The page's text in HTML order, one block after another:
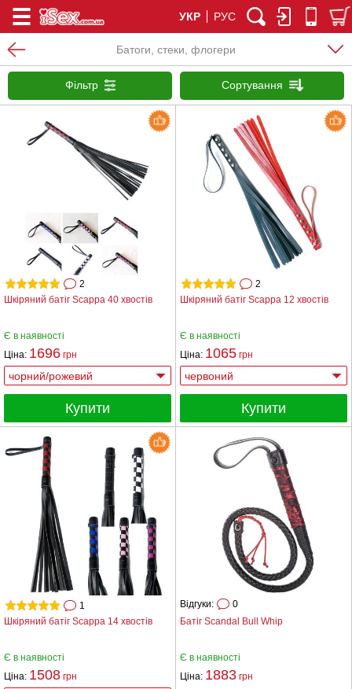
УКР РУС
Батоги, стеки, флогери
Фільтр Сортування
Шкіряний батіг Scappa 40 хвостів
2
Є в наявності
Ціна: 1696 грн
Купити
Шкіряний батіг Scappa 12 хвостів
2
Є в наявності
Ціна: 1065 грн
Купити
Шкіряний батіг Scappa 14 хвостів
1
Є в наявності
Ціна: 1508 грн
Батіг Scandal Bull Whip
Відгуки: 0
Є в наявності
Ціна: 1883 грн